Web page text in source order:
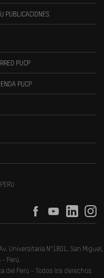
PUBLICACIONES
PUCP
PUCP
Universitaria N°1801, San Miguel,
- Perú
del Perú - Todos los derechos